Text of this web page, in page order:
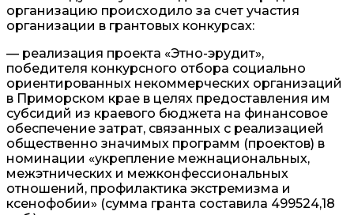
организацию происходило за счет участия
организации в грантовых конкурсах:
— реализация проекта «Этно-эрудит»,
победителя конкурсного отбора социально
ориентированных некоммерческих организаций
в Приморском крае в целях предоставления им
субсидий из краевого бюджета на финансовое
обеспечение затрат, связанных с реализацией
общественно значимых программ (проектов) в
номинации «укрепление межнациональных,
межэтнических и межконфессиональных
отношений, профилактика экстремизма и
ксенофобии» (сумма гранта составила 499524,18